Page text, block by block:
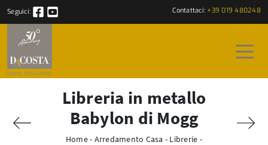
Seguici: Contattaci: +39 019 480248
Libreria in metallo
Babylon di Mogg
Home- Arredamento Casa - Librerie -